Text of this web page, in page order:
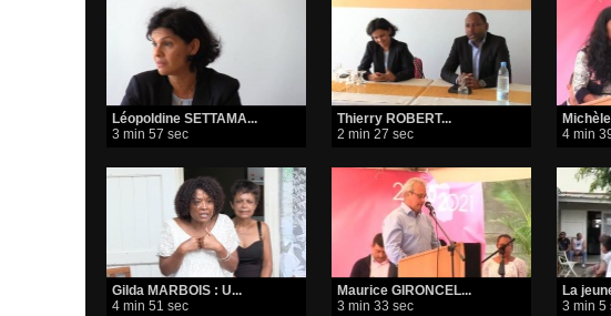
Léopoldine SETTAMA...
3 min 57 sec
Thierry ROBERT...
2 min 27 sec
4 min
Gilda MARBOIS : U...
4 min 51 sec
Maurice GIRONCEL...
3 min 33 sec
La
3 min 5